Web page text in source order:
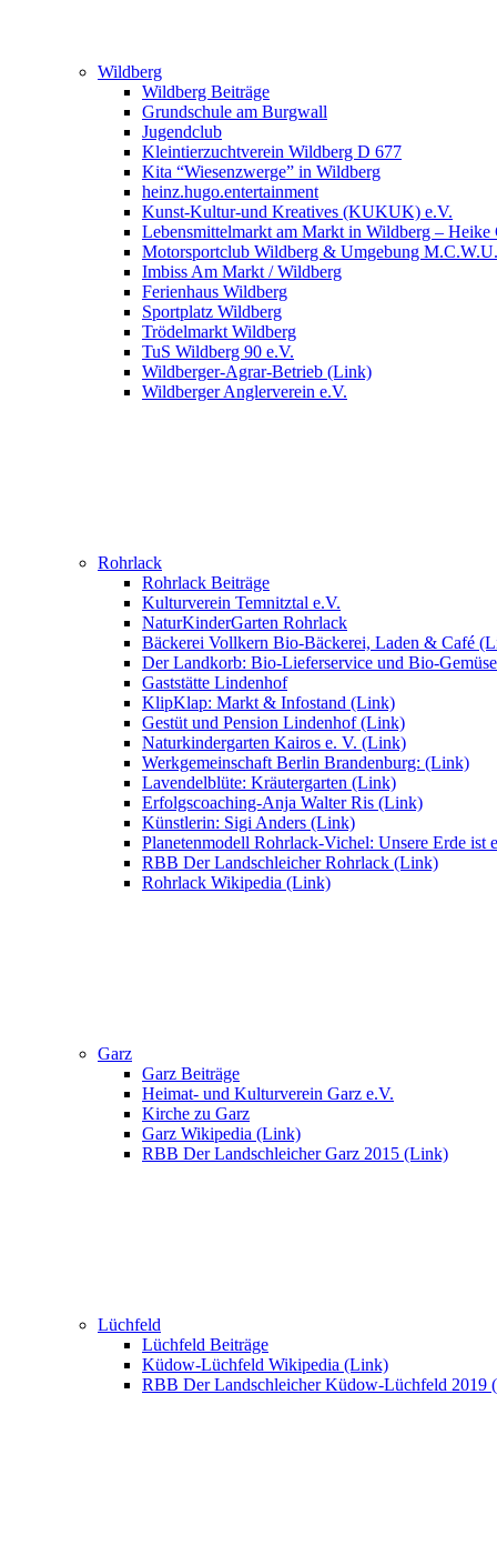
Wildberg
Wildberg Beiträge
Grundschule am Burgwall
Jugendclub
Kleintierzuchtverein Wildberg D 677
Kita “Wiesenzwerge” in Wildberg
heinz.hugo.entertainment
Kunst-Kultur-und Kreatives (KUKUK) e.V.
Lebensmittelmarkt am Markt in Wildberg – Heike
Motorsportclub Wildberg & Umgebung M.C.W.U.
Imbiss Am Markt / Wildberg
Ferienhaus Wildberg
Sportplatz Wildberg
Trödelmarkt Wildberg
TuS Wildberg 90 e.V.
Wildberger-Agrar-Betrieb (Link)
Wildberger Anglerverein e.V.
Rohrlack
Rohrlack Beiträge
Kulturverein Temnitztal e.V.
NaturKinderGarten Rohrlack
Bäckerei Vollkern Bio-Bäckerei, Laden & Café
Der Landkorb: Bio-Lieferservice und Bio-
Gaststätte Lindenhof
KlipKlap: Markt & Infostand (Link)
Gestüt und Pension Lindenhof (Link)
Naturkindergarten Kairos e. V. (Link)
Werkgemeinschaft Berlin Brandenburg: (Link)
Lavendelblüte: Kräutergarten (Link)
Erfolgscoaching-Anja Walter Ris (Link)
Künstlerin: Sigi Anders (Link)
Planetenmodell Rohrlack-Vichel: Unsere Erde ist
RBB Der Landschleicher Rohrlack (Link)
Rohrlack Wikipedia (Link)
Garz
Garz Beiträge
Heimat- und Kulturverein Garz e.V.
Kirche zu Garz
Garz Wikipedia (Link)
RBB Der Landschleicher Garz 2015 (Link)
Lüchfeld
Lüchfeld Beiträge
Küdow-Lüchfeld Wikipedia (Link)
RBB Der Landschleicher Küdow-Lüchfeld 2019